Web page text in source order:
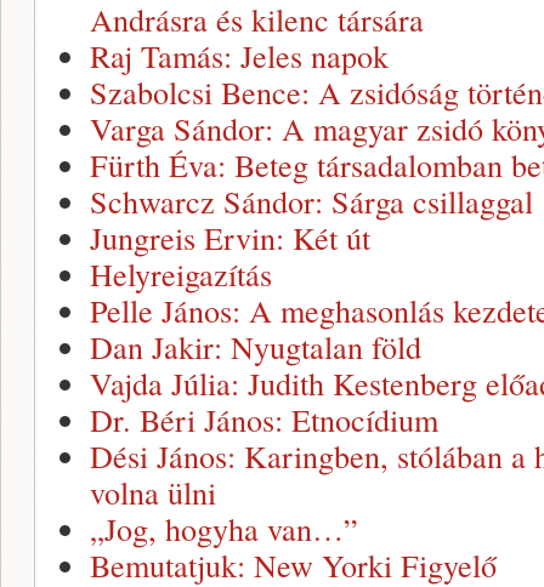
Andrásra és kilenc társára
Raj Tamás: Jeles napok
Szabolcsi Bence: A zsidóság
Varga Sándor: A magyar zsidó
Fürth Éva: Beteg társadalomban
Schwarcz Sándor: Sárga csillaggal
Jungreis Ervin: Két út
Helyreigazítás
Pelle János: A meghasonlás
Dan Jakir: Nyugtalan föld
Vajda Júlia: Judith Kestenberg
Dr. Béri János: Etnocídium
Dési János: Karingben, stólában
volna ülni
„Jog, hogyha van…”
Bemutatjuk: New Yorki Figyelő